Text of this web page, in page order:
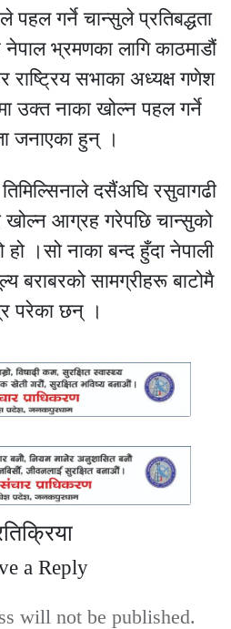
गर्ने चान्सुले प्रतिबद्धता
भ्रमणका लागि काठमाडौं
सभाका अध्यक्ष गणेश
उक्त नाका खोल्न पहल गर्ने
जनाएका हुन् ।
दसैंअघि रसुवागढी
खोल्न आग्रह गरेपछि चान्सुको
।सो नाका बन्द हुँदा नेपाली
बराबरको सामग्रीहरू बाटोमै
परेका छन् ।
a Reply
will not be published.